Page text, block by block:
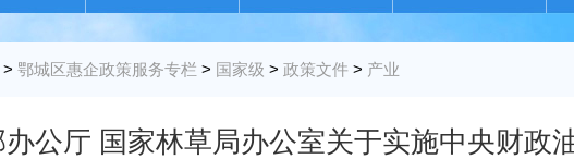
> 鄂城区惠企政策服务专栏 > 国家级 > 政策文件 > 产业
办公厅 国家林草局办公室关于实施中央财政